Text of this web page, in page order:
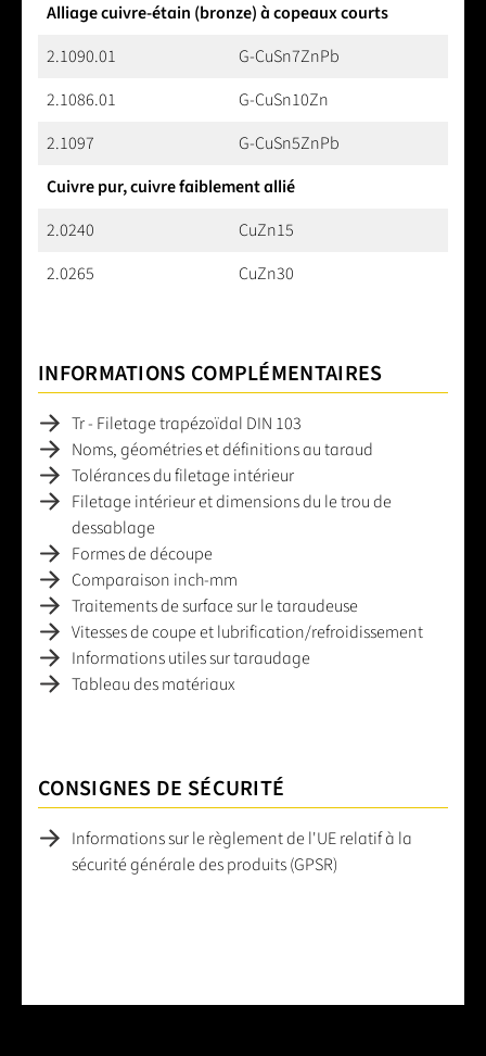
Alliage cuivre-étain (bronze) à copeaux courts
2.1090.01
G-CuSn7ZnPb
2.1086.01
G-CuSn10Zn
2.1097
G-CuSn5ZnPb
Cuivre pur, cuivre faiblement allié
2.0240
CuZn15
2.0265
CuZn30
INFORMATIONS COMPLÉMENTAIRES
Tr - Filetage trapézoïdal DIN 103
Noms, géométries et définitions au taraud
Tolérances du filetage intérieur
Filetage intérieur et dimensions du le trou de
dessablage
Formes de découpe
Comparaison inch-mm
Traitements de surface sur le taraudeuse
Vitesses de coupe et lubrification/refroidissement
Informations utiles sur taraudage
Tableau des matériaux
CONSIGNES DE SÉCURITÉ
Informations sur le règlement de l'UE relatif à la
sécurité générale des produits (GPSR)